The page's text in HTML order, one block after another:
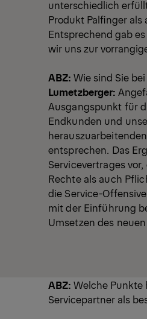
unterschiedlich
Produkt Palfinger
Entsprechend gab
wir uns zur
ABZ: Wie sind Sie
Lumetzberger:
Ausgangspunkt für
Endkunden und
entsprechen. Das
Servicevertrages
Rechte als auch
die Service-
mit der Einführung
Umsetzen des
ABZ: Welche Punkte
Servicepartner als